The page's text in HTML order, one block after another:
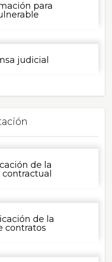
para
judicial
de la
de la
contratos